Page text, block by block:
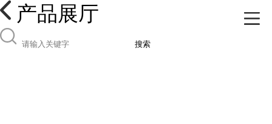
产品展厅
搜索